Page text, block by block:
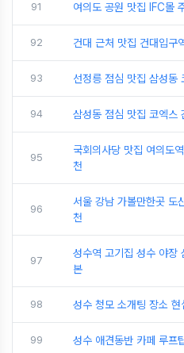
91 여의도 공원 맛집 IFC몰
92 건대 근처 맛집 건대입구
93 선정릉 점심 맛집 삼성동
94 삼성동 점심 맛집 코엑스
95
국회의사당 맛집 여의도
천
96
서울 강남 가볼만한곳 도
천
97
성수역 고기집 성수 야장
본
98 성수 청모 소개팅 장소
99 성수 애견동반 카페 루프